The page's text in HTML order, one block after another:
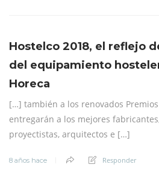
Hostelco 2018, el reflejo
del equipamiento
Horeca
[…] también a los renovados
entregarán a los mejores
proyectistas, arquitectos e […]
8 años hace Responder